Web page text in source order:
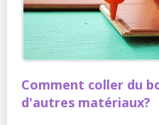
Comment coller du
d'autres matériaux?